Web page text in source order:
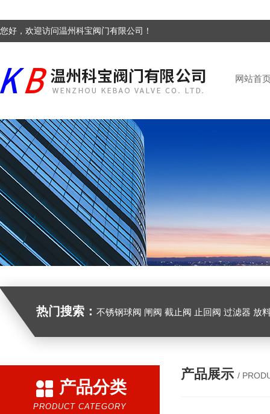
您好，欢迎访问温州科宝阀门有限公司！
网站首
热门搜索： 不锈钢球阀 闸阀 截止阀 止回阀 过滤器 放
产品分类
PRODUCT CATEGORY
产品展示 /